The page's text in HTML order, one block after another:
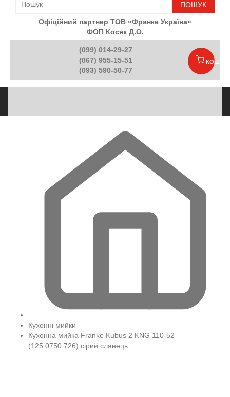
ПОШУК
Офіційний партнер ТОВ «Франке Україна»
ФОП Косяк Д.О.
(099) 014-29-27
(067) 955-15-51
(093) 590-50-77
КОШИК
Кухонні мийки
Кухонна мийка Franke Kubus 2 KNG 110-52
(125.0750.726) сірий сланець